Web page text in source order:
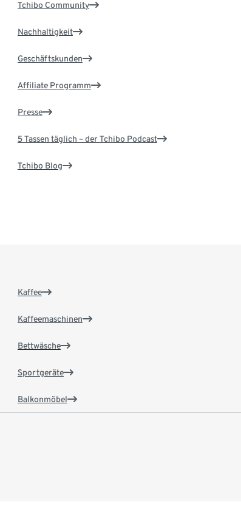
Tchibo Community
Nachhaltigkeit
Geschäftskunden
Affiliate Programm
Presse
5 Tassen täglich – der Tchibo Podcast
Tchibo Blog
Kaffee
Kaffeemaschinen
Bettwäsche
Sportgeräte
Balkonmöbel